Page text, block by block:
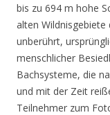
bis zu 694 m hohe
alten
unberührt,
menschlicher
Bachsysteme, die
und mit der Zeit
Teilnehmer zum